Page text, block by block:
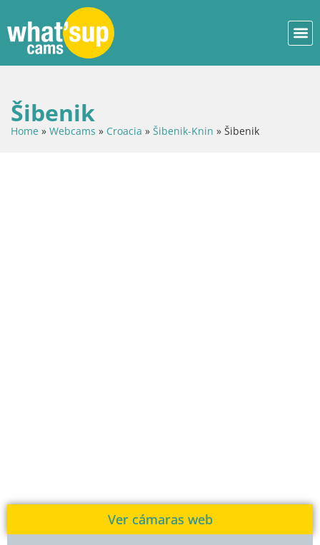
Šibenik
Home » Webcams » Croacia » Šibenik-Knin » Šibenik
Ver cámaras web